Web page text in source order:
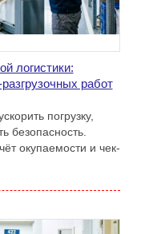
логистики:
работ
погрузку,
безопасность.
окупаемости и чек-